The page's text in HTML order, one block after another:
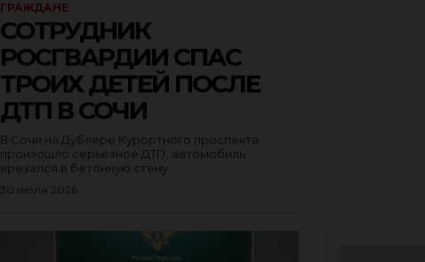
ГРАЖДАНЕ
СОТРУДНИК
РОСГВАРДИИ СПАС
ТРОИХ ДЕТЕЙ ПОСЛЕ
ДТП В СОЧИ
В Сочи на Дублере Курортного проспекта
произошло серьёзное ДТП: автомобиль
врезался в бетонную стену...
30 июля 2026